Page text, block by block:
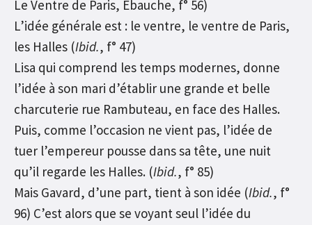
Le Ventre de Paris, Ebauche, f° 56)
L’idée générale est : le ventre, le ventre de Paris,
les Halles (Ibid., f° 47)
Lisa qui comprend les temps modernes, donne
l’idée à son mari d’établir une grande et belle
charcuterie rue Rambuteau, en face des Halles.
Puis, comme l’occasion ne vient pas, l’idée de
tuer l’empereur pousse dans sa tête, une nuit
qu’il regarde les Halles. (Ibid., f° 85)
Mais Gavard, d’une part, tient à son idée (Ibid., f°
96) C’est alors que se voyant seul l’idée du